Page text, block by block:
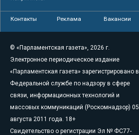
Контакты Реклама Вакансии
© «Парламентская газета», 2026 г.
Электронное периодическое издание
«Парламентская газета» зарегистрировано в
Федеральной службе по надзору в сфере
связи, информационных технологий и
массовых коммуникаций (Роскомнадзор) 05
августа 2011 года. 18+
Свидетельство о регистрации Эл № ФС77-